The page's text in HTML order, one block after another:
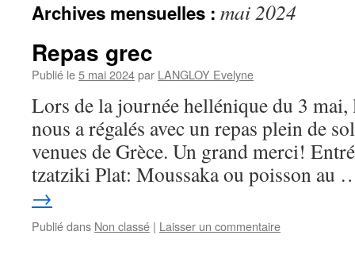
Archives mensuelles : mai 2024
Repas grec
Publié le5 mai 2024par LANGLOY Evelyne
Lors de la journée hellénique du 3 mai,
nous a régalés avec un repas plein de
venues de Grèce. Un grand merci!
tzatziki Plat: Moussaka ou poisson au
→
Publié dans Non classé | Laisser un commentaire